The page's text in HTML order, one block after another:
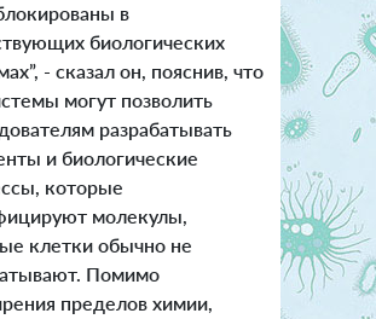
в
биологических
- сказал он, пояснив, что
могут позволить
разрабатывать
и биологические
которые
молекулы,
клетки обычно не
Помимо
пределов химии,